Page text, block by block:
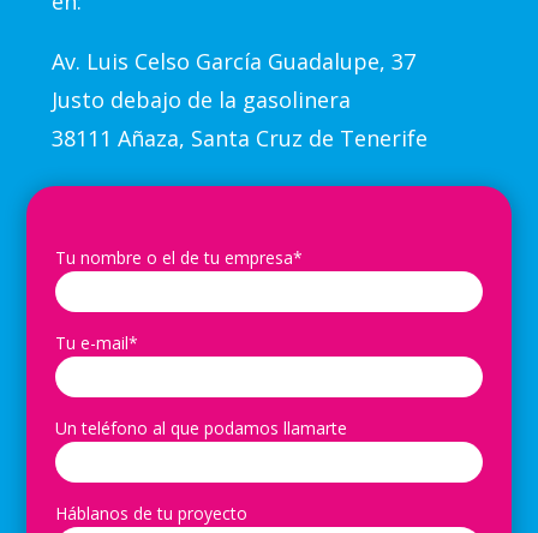
Av. Luis Celso García Guadalupe, 37
Justo debajo de la gasolinera
38111 Añaza, Santa Cruz de Tenerife
Tu nombre o el de tu empresa*
Tu e-mail*
Un teléfono al que podamos llamarte
Háblanos de tu proyecto